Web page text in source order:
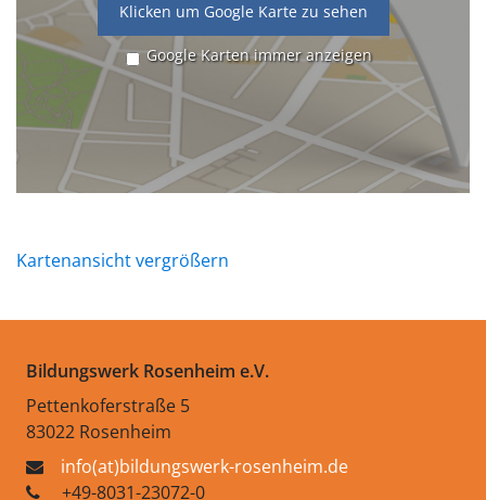
Klicken um Google Karte zu sehen
Google Karten immer anzeigen
Kartenansicht vergrößern
Bildungswerk Rosenheim e.V.
Pettenkoferstraße 5
83022 Rosenheim
info(at)bildungswerk-rosenheim.de
+49-8031-23072-0